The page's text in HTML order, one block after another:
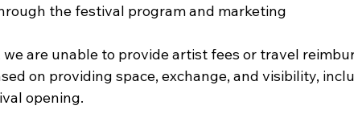
the festival program and marketing
are unable to provide artist fees or travel
on providing space, exchange, and visibility,
opening.